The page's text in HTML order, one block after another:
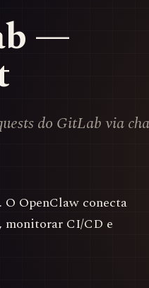
—
do GitLab via
O OpenClaw conecta
monitorar CI/CD e